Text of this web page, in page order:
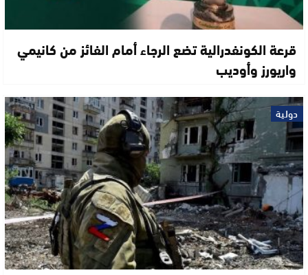
قرعة الكونفدرالية تضع الرجاء أمام الفائز من كانيمي
واريورز وأوديب
دولية